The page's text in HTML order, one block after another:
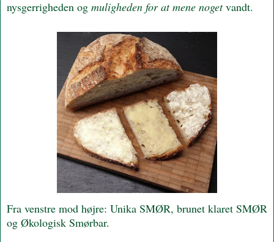
nysgerrigheden og muligheden for at mene nogetvandt.
Fra venstre mod højre: Unika SMØR, brunet klaret SMØR
og Økologisk Smørbar.